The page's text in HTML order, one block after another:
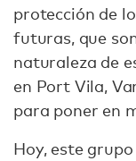
protección de
futuras, que
naturaleza de
en Port Vila,
para poner en
Hoy, este